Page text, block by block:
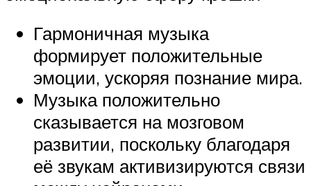
Гармоничная музыка
формирует положительные
эмоции, ускоряя познание мира.
Музыка положительно
сказывается на мозговом
развитии, поскольку благодаря
её звукам активизируются связи